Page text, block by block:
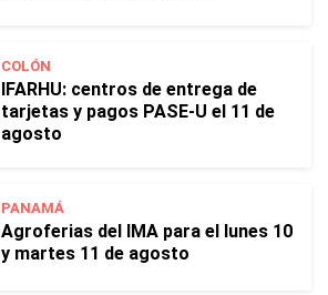
COLÓN
IFARHU: centros de entrega de
tarjetas y pagos PASE-U el 11 de
agosto
PANAMÁ
Agroferias del IMA para el lunes 10
y martes 11 de agosto